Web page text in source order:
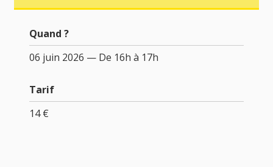
Quand ?
06 juin 2026 — De 16h à 17h
Tarif
14 €